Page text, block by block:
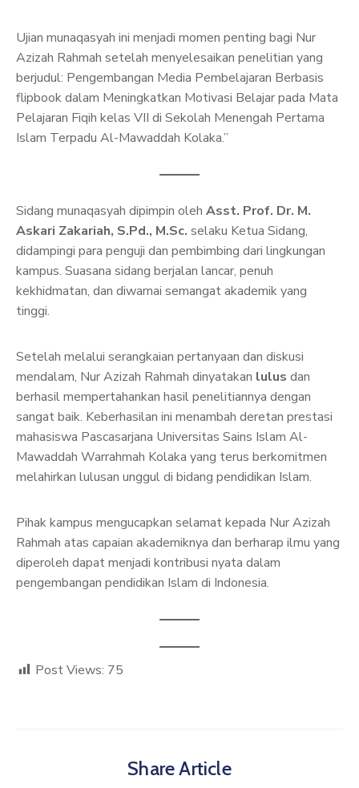
Ujian munaqasyah ini menjadi momen penting bagi Nur
Azizah Rahmah setelah menyelesaikan penelitian yang
berjudul: Pengembangan Media Pembelajaran Berbasis
flipbook dalam Meningkatkan Motivasi Belajar pada Mata
Pelajaran Fiqih kelas VII di Sekolah Menengah Pertama
Islam Terpadu Al-Mawaddah Kolaka.”
Sidang munaqasyah dipimpin oleh Asst. Prof. Dr. M.
Askari Zakariah, S.Pd., M.Sc. selaku Ketua Sidang,
didampingi para penguji dan pembimbing dari lingkungan
kampus. Suasana sidang berjalan lancar, penuh
kekhidmatan, dan diwarnai semangat akademik yang
tinggi.
Setelah melalui serangkaian pertanyaan dan diskusi
mendalam, Nur Azizah Rahmah dinyatakan lulus dan
berhasil mempertahankan hasil penelitiannya dengan
sangat baik. Keberhasilan ini menambah deretan prestasi
mahasiswa Pascasarjana Universitas Sains Islam Al-
Mawaddah Warrahmah Kolaka yang terus berkomitmen
melahirkan lulusan unggul di bidang pendidikan Islam.
Pihak kampus mengucapkan selamat kepada Nur Azizah
Rahmah atas capaian akademiknya dan berharap ilmu yang
diperoleh dapat menjadi kontribusi nyata dalam
pengembangan pendidikan Islam di Indonesia.
Post Views: 75
Share Article